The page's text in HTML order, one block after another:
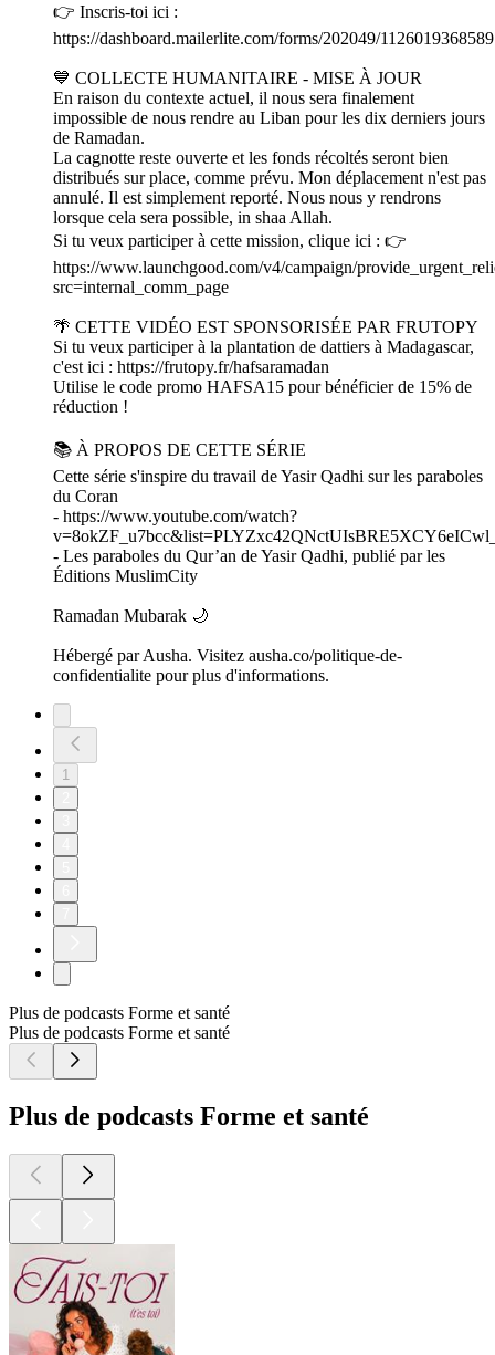
👉 Inscris-toi ici :
https://dashboard.mailerlite.com/forms/202049/
💙 COLLECTE HUMANITAIRE - MISE À JOUR
En raison du contexte actuel, il nous sera finalement
impossible de nous rendre au Liban pour les dix derniers jours
de Ramadan.
La cagnotte reste ouverte et les fonds récoltés seront bien
distribués sur place, comme prévu. Mon déplacement n'est pas
annulé. Il est simplement reporté. Nous nous y rendrons
lorsque cela sera possible, in shaa Allah.
Si tu veux participer à cette mission, clique ici : 👉
https://www.launchgood.com/v4/campaign/
src=internal_comm_page
🌴 CETTE VIDÉO EST SPONSORISÉE PAR FRUTOPY
Si tu veux participer à la plantation de dattiers à Madagascar,
c'est ici : https://frutopy.fr/hafsaramadan
Utilise le code promo HAFSA15 pour bénéficier de 15% de
réduction !
📚 À PROPOS DE CETTE SÉRIE
Cette série s'inspire du travail de Yasir Qadhi sur les paraboles
du Coran
- https://www.youtube.com/watch?
- Les paraboles du Qur’an de Yasir Qadhi, publié par les
Éditions MuslimCity
Ramadan Mubarak 🌙
Hébergé par Ausha. Visitez ausha.co/politique-de-
confidentialite pour plus d'informations.
1
Plus de podcasts Forme et santé
Plus de podcasts Forme et santé
Plus de podcasts Forme et santé